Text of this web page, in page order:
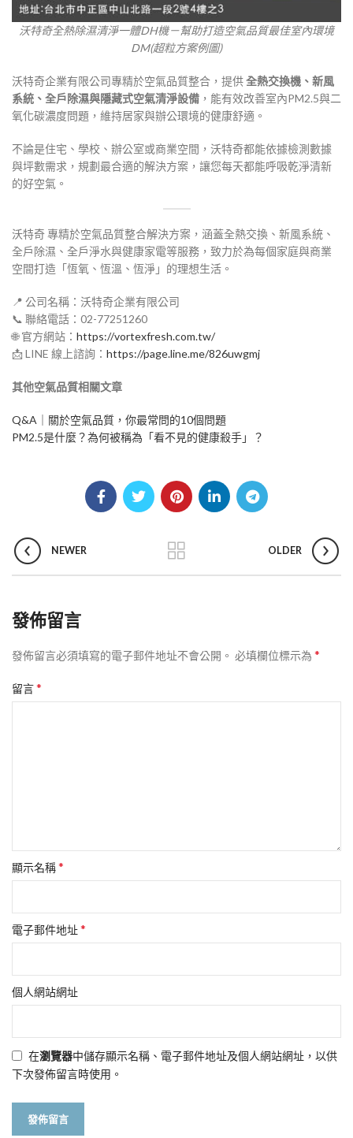
沃特奇全熱除濕清淨一體DH機－幫助打造空氣品質最佳室內環境
DM(超粒方案例圖)
沃特奇企業有限公司專精於空氣品質整合，提供全熱交換機、新風
系統、全戶除濕與隱藏式空氣清淨設備 ，能有效改善室內PM2.5與二
氧化碳濃度問題，維持居家與辦公環境的健康舒適。
不論是住宅、學校、辦公室或商業空間，沃特奇都能依據檢測數據
與坪數需求，規劃最合適的解決方案，讓您每天都能呼吸乾淨清新
的好空氣。
沃特奇 專精於空氣品質整合解決方案，涵蓋全熱交換、新風系統、
全戶除濕、全戶淨水與健康家電等服務，致力於為每個家庭與商業
空間打造「恆氧、恆溫、恆淨」的理想生活。
📍 公司名稱：沃特奇企業有限公司
📞 聯絡電話：02-77251260
🌐 官方網站： https://vortexfresh.com.tw/
📩 LINE 線上諮詢： https://page.line.me/826uwgmj
其他空氣品質相關文章
Q&A｜關於空氣品質，你最常問的10個問題
PM2.5是什麼？為何被稱為「看不見的健康殺手」？
NEWER OLDER
發佈留言
發佈留言必須填寫的電子郵件地址不會公開。 必填欄位標示為 *
留言*
顯示名稱*
電子郵件地址*
個人網站網址
在瀏覽器中儲存顯示名稱、電子郵件地址及個人網站網址，以供
下次發佈留言時使用。